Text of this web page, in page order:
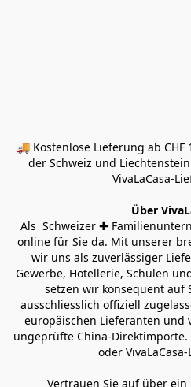
🚚 Kostenlose Lieferung ab
der Schweiz und
VivaLaCasa-
Über
Als  Schweizer ✚
online für Sie da. Mit unserer
wir uns als zuverlässiger
Gewerbe, Hotellerie, Schulen
setzen wir konsequent auf
ausschliesslich offiziell
europäischen Lieferanten und
ungeprüfte China-Direktimporte.
oder
Vertrauen Sie auf über